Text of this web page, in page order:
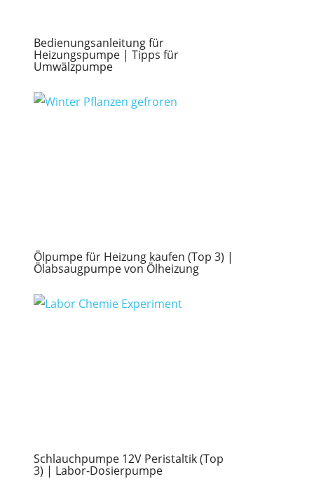
Bedienungsanleitung für
Heizungspumpe | Tipps für
Umwälzpumpe
Ölpumpe für Heizung kaufen (Top 3) |
Ölabsaugpumpe von Ölheizung
Schlauchpumpe 12V Peristaltik (Top
3) | Labor-Dosierpumpe